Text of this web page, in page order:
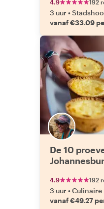
4.9 192
3 uur •
vanaf €33.09
De 10
4.9 192
3 uur •Culinaire
vanaf €49.27